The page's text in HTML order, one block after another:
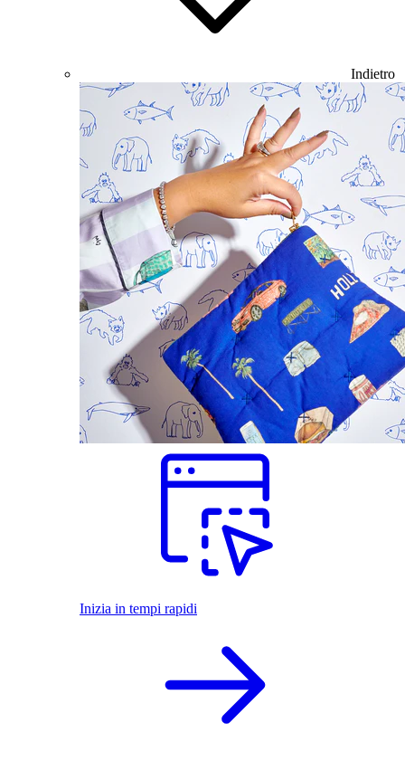
Indietro
Inizia in tempi rapidi